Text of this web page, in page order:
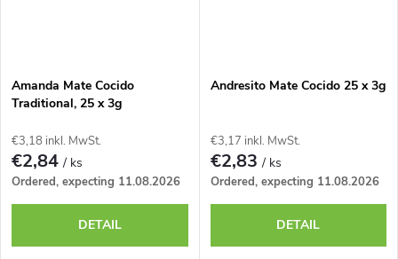
Amanda Mate Cocido
Traditional, 25 x 3g
€3,18 inkl. MwSt.
€2,84/ ks
Ordered, expecting 11.08.2026
DETAIL
Andresito Mate Cocido 25 x 3g
€3,17 inkl. MwSt.
€2,83/ ks
Ordered, expecting 11.08.2026
DETAIL